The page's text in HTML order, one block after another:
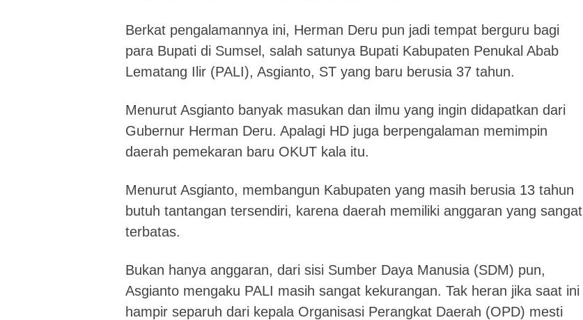
Berkat pengalamannya ini, Herman Deru pun jadi tempat berguru bagi
para Bupati di Sumsel, salah satunya Bupati Kabupaten Penukal Abab
Lematang Ilir (PALI), Asgianto, ST yang baru berusia 37 tahun.
Menurut Asgianto banyak masukan dan ilmu yang ingin didapatkan dari
Gubernur Herman Deru. Apalagi HD juga berpengalaman memimpin
daerah pemekaran baru OKUT kala itu.
Menurut Asgianto, membangun Kabupaten yang masih berusia 13 tahun
butuh tantangan tersendiri, karena daerah memiliki anggaran yang sangat
terbatas.
Bukan hanya anggaran, dari sisi Sumber Daya Manusia (SDM) pun,
Asgianto mengaku PALI masih sangat kekurangan. Tak heran jika saat ini
hampir separuh dari kepala Organisasi Perangkat Daerah (OPD) mesti